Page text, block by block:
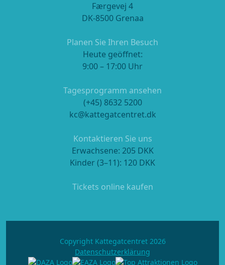
Færgevej 4
DK-8500 Grenaa
Planen Sie Ihren Besuch
Heute geöffnet:
9:00 – 17:00 Uhr
Tagesprogramm ansehen
(+45) 8632 5200
kc@kattegatcentret.dk
Kontaktieren Sie uns
Erwachsene: 205 DKK
Kinder (3–11): 120 DKK
Tickets online kaufen
Copyright Kattegatcentret 2026
Datenschutzerklärung